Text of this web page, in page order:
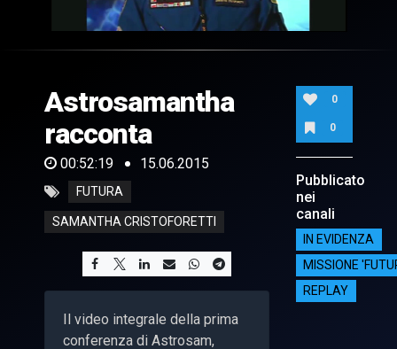
of
19
seconds
Astrosamantha
racconta
00:52:19 15.06.2015
FUTURA
SAMANTHA CRISTOFORETTI
Il video integrale della prima
conferenza di Astrosam,
0
0
Pubblicato
nei
canali
IN EVIDENZA
MISSIONE
REPLAY